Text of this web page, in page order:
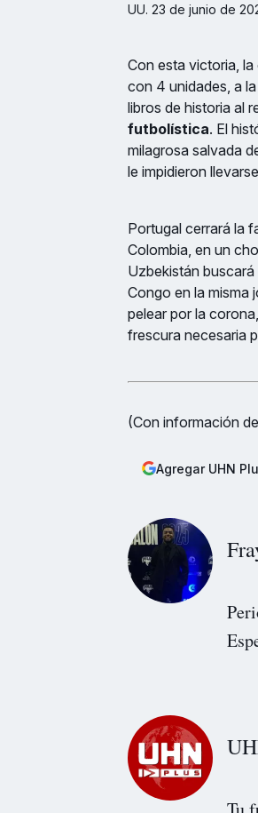
UU. 23 de junio de
Con esta victoria, la
con 4 unidades, a
libros de historia al
futbolística. El
milagrosa salvada
le impidieron
Portugal cerrará la
Colombia, en un
Uzbekistán
Congo en la misma
pelear por la
frescura necesaria
(Con información
Agregar UHN